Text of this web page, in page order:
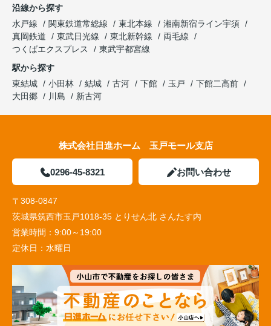
沿線から探す
水戸線
関東鉄道常総線 東北本線
湘南新宿ライン宇須
真岡鉄道
東武日光線 東北新幹線
両毛線
つくばエクスプレス
東武宇都宮線
駅から探す
東結城
小田林 結城 古河 下館 玉戸
下館二高前
大田郷
川島 新古河
株式会社日進ホーム 玉戸モール支店
0296-45-8321 お問い合わせ
〒308-0847
茨城県筑西市玉戸1018-35 とりせん北 さんたす内
営業時間： 9:00～19:00
定休日： 水曜日